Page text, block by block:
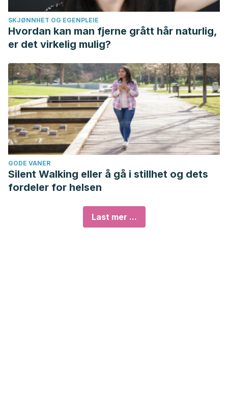
SKJØNNHET OG EGENPLEIE
Hvordan kan man fjerne grått hår naturlig,
er det virkelig mulig?
GODE VANER
Silent Walking eller å gå i stillhet og dets
fordeler for helsen
Last mer ...